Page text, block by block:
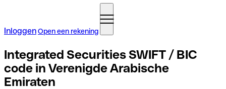
InloggenOpen een rekening
Integrated Securities SWIFT / BIC
code in Verenigde Arabische
Emiraten